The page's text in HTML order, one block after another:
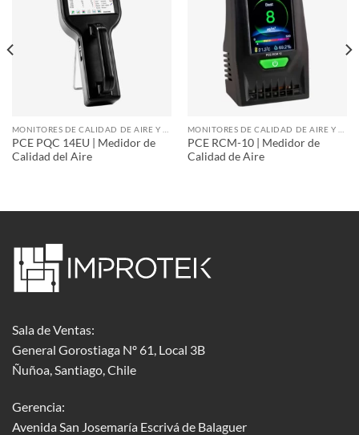
PCE PQC 14EU | Medidor de
Calidad del Aire
PCE RCM-10 | Medidor de
Calidad de Aire
Sala de Ventas:
General Gorostiaga Nº 61, Local 3B
Ñuñoa, Santiago, Chile
Gerencia:
Avenida San Josemaría Escrivá de Balaguer